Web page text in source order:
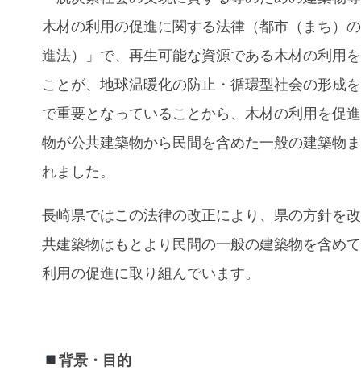
木材の利用の促進に関する法律（都市（まち）
進法）」で、再生可能な資源である木材の利用
ことが、地球温暖化の防止・循環型社会の形成
で重要となっていることから、木材の利用を促
物が公共建築物から民間を含めた一般の建築物
れました。
長崎県ではこの法律の改正により、県の方針を
共建築物はもとより民間の一般の建築物を含め
利用の促進に取り組んでいます。
背景・目的